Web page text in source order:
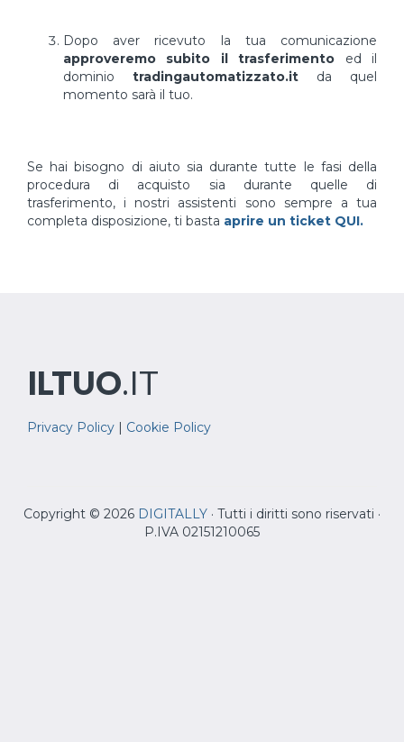
Dopo aver ricevuto la tua comunicazione
approveremo subito il trasferimento ed il
dominio tradingautomatizzato.it da quel
momento sarà il tuo.
Se hai bisogno di aiuto sia durante tutte le fasi della
procedura di acquisto sia durante quelle di
trasferimento, i nostri assistenti sono sempre a tua
completa disposizione, ti basta aprire un ticket QUI.
ILTUO.IT
Privacy Policy | Cookie Policy
Copyright © 2026 DIGITALLY · Tutti i diritti sono riservati ·
P.IVA 02151210065